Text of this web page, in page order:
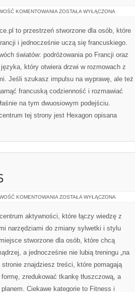
KOMENTOWANIA NOCLEGI
ZOSTAŁA WYŁĄCZONA
to przestrzeń stworzone dla osób, które
i jednocześnie uczą się francuskiego.
światów: podróżowania po Francji oraz
który otwiera drzwi w rozmowach z
Jeśli szukasz impulsu na wyprawę, ale też
francuską codzienność i rozmawiać
na tym dwuosiowym podejściu.
tej strony jest Hexagon opisana
KOMENTOWANIA ZUMBA
FITNESS
ZOSTAŁA WYŁĄCZONA
aktywności, które łączy wiedzę z
narzędziami do zmiany sylwetki i stylu
stworzone dla osób, które chcą
a jednocześnie nie lubią treningu „na
stronie znajdziesz treści, które pomagają
zredukować tkankę tłuszczową, a
Ciekawe kategorie to Fitness i